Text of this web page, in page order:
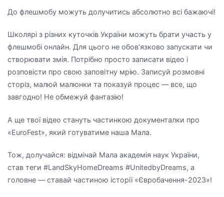
До флешмобу можуть долучитись абсолютно всі бажаючі!
Школярі з різних куточків України можуть брати участь у
флешмобі онлайн. Для цього не обовʼязково запускати чи
створювати змія. Потрібно просто записати відео і
розповісти про свою заповітну мрію. Записуй розмовні
сторіз, малюй малюнки та показуй процес — все, що
завгодно! Не обмежуй фантазію!
А ще твої відео стануть частинкою документалки про
«EuroFest», який готуватиме наша Мала.
Тож, долучайся: відмічай Мала академія наук України,
став теги #LandSkyHomeDreams #UnitedbyDreams, а
головне — ставай частиною історії «Євробачення-2023»!